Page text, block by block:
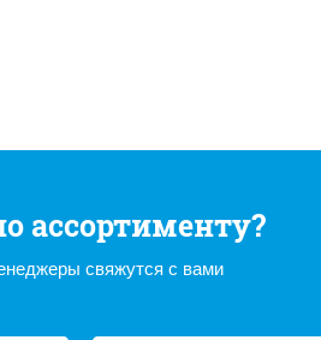
ассортименту?
свяжутся с вами